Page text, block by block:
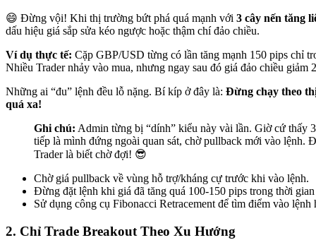
😄 Đừng vội! Khi thị trường bứt phá quá mạnh với 3 cây nến tăng
dấu hiệu giá sắp sửa kéo ngược hoặc thậm chí đảo chiều.
Ví dụ thực tế: Cặp GBP/USD từng có lần tăng mạnh 150 pips chỉ
Nhiều Trader nhảy vào mua, nhưng ngay sau đó giá đảo chiều giảm
Những ai “đu” lệnh đều lỗ nặng. Bí kíp ở đây là: Đừng chạy theo
quá xa!
Ghi chú: Admin từng bị “dính” kiểu này vài lần. Giờ cứ thấy
tiếp là mình đứng ngoài quan sát, chờ pullback mới vào lệnh.
Trader là biết chờ đợi! 😎
Chờ giá pullback về vùng hỗ trợ/kháng cự trước khi vào lệnh.
Đừng đặt lệnh khi giá đã tăng quá 100-150 pips trong thời
Sử dụng công cụ Fibonacci Retracement để tìm điểm vào lệnh
2. Chỉ Trade Breakout Theo Xu Hướng